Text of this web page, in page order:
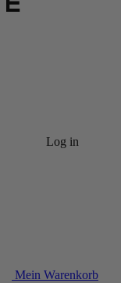
Log in
Mein Warenkorb